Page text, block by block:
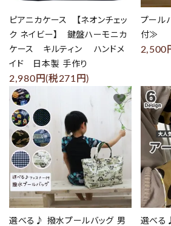
ピアニカケース 【ネオンチェッ
ク ネイビー】 鍵盤ハーモニカ
ケース キルティン ハンドメ
イド 日本製 手作り
2,980円(税271円)
プール
付≫
2,500
選べる♪ 撥水プールバッグ 男
favorite
選べる